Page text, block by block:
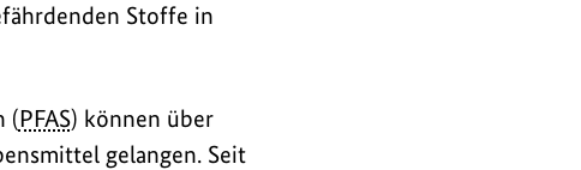
Stoffe in
(PFAS) können über
gelangen. Seit